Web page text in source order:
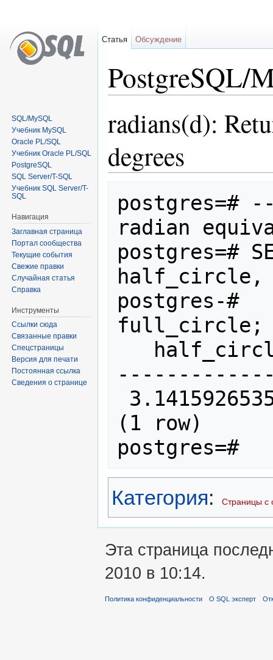
PostgreSQL/
radians(d):
degrees
postgres=#
radian
postgres=#
half_circle,
postgres-#
full_circle;
(1 row)
postgres=#
Категория: Страницы с
Статья Обсуждение
SQL/MySQL
Учебник MySQL
Oracle PL/SQL
Учебник Oracle PL/SQL
PostgreSQL
SQL Server/T-SQL
Учебник SQL Server/T-
SQL
Навигация
Заглавная страница
Портал сообщества
Текущие события
Свежие правки
Случайная статья
Справка
Инструменты
Ссылки сюда
Связанные правки
Спецстраницы
Версия для печати
Постоянная ссылка
Сведения о странице
Эта страница
2010 в 10:14.
Политика конфиденциальности О SQL эксперт